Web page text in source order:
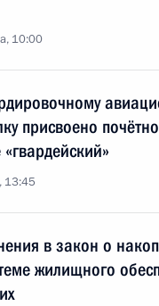
10:00
присвоено
13:45
в закон о
жилищного